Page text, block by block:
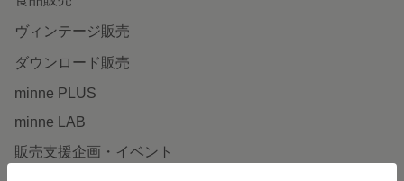
ヴィンテージ販売
ダウンロード販売
minne PLUS
minne LAB
販売支援企画・イベント